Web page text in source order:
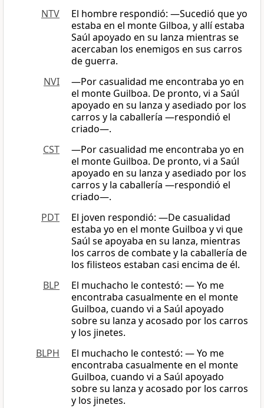
NTV
El hombre respondió: —Sucedió que yo
estaba en el monte Gilboa, y allí estaba
Saúl apoyado en su lanza mientras se
acercaban los enemigos en sus carros
de guerra.
NVI
—Por casualidad me encontraba yo en
el monte Guilboa. De pronto, vi a Saúl
apoyado en su lanza y asediado por los
carros y la caballería —respondió el
criado—.
CST
―Por casualidad me encontraba yo en
el monte Guilboa. De pronto, vi a Saúl
apoyado en su lanza y asediado por los
carros y la caballería —respondió el
criado—.
PDT
El joven respondió: —De casualidad
estaba yo en el monte Guilboa y vi que
Saúl se apoyaba en su lanza, mientras
los carros de combate y la caballería de
los filisteos estaban casi encima de él.
BLP
El muchacho le contestó: — Yo me
encontraba casualmente en el monte
Guilboa, cuando vi a Saúl apoyado
sobre su lanza y acosado por los carros
y los jinetes.
BLPH
El muchacho le contestó: — Yo me
encontraba casualmente en el monte
Guilboa, cuando vi a Saúl apoyado
sobre su lanza y acosado por los carros
y los jinetes.